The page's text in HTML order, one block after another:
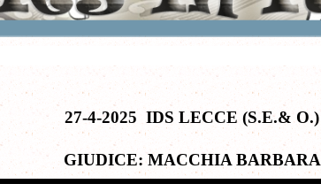
27-4-2025 IDS LECCE (S.E.& O.)
GIUDICE: MACCHIA BARBARA